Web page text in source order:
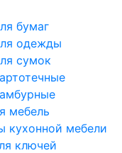
бумаг
одежды
сумок
мебель
кухонной мебели
ключей